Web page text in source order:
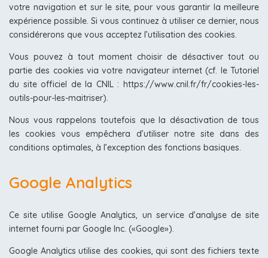
votre navigation et sur le site, pour vous garantir la meilleure
expérience possible. Si vous continuez à utiliser ce dernier, nous
considérerons que vous acceptez l’utilisation des cookies.
Vous pouvez à tout moment choisir de désactiver tout ou
partie des cookies via votre navigateur internet (cf. le Tutoriel
du site officiel de la CNIL : https://www.cnil.fr/fr/cookies-les-
outils-pour-les-maitriser).
Nous vous rappelons toutefois que la désactivation de tous
les cookies vous empêchera d’utiliser notre site dans des
conditions optimales, à l’exception des fonctions basiques.
Google Analytics
Ce site utilise Google Analytics, un service d’analyse de site
internet fourni par Google Inc. («Google»).
Google Analytics utilise des cookies, qui sont des fichiers texte